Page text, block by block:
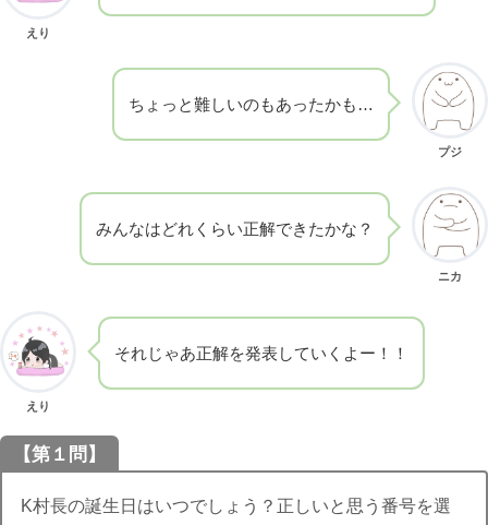
えり
プジ
ちょっと難しいのもあったかも…
ニカ
みんなはどれくらい正解できたかな？
えり
それじゃあ正解を発表していくよー！！
【第１問】
K村長の誕生日はいつでしょう？正しいと思う番号を選